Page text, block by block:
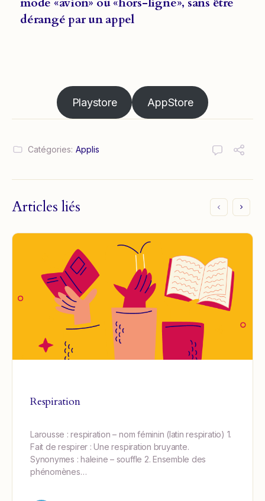
dérangé par un appel
Playstore AppStore
Catégories: Applis
Articles liés
Respiration
Larousse : respiration – nom féminin (latin respiratio) 1.
Fait de respirer : Une respiration bruyante.
Synonymes : haleine – souffle 2. Ensemble des
phénomènes…